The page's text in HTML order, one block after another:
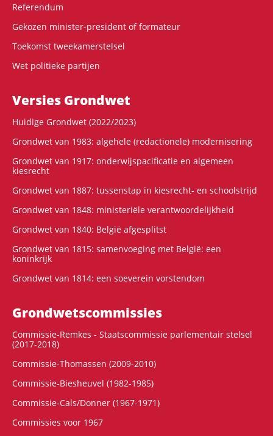
Referendum
Gekozen minister-president of formateur
Toekomst tweekamerstelsel
Wet politieke partijen
Versies Grondwet
Huidige Grondwet (2022/2023)
Grondwet van 1983: algehele (redactionele) modernisering
Grondwet van 1917: onderwijspacificatie en algemeen
kiesrecht
Grondwet van 1887: tussenstap in kiesrecht- en schoolstrijd
Grondwet van 1848: ministeriële verantwoordelijkheid
Grondwet van 1840: België afgesplitst
Grondwet van 1815: samenvoeging met België: een
koninkrijk
Grondwet van 1814: een soeverein vorstendom
Grondwets­commissies
Commissie-Remkes - Staatscommissie parlementair stelsel
(2017-2018)
Commissie-Thomassen (2009-2010)
Commissie-Biesheuvel (1982-1985)
Commissie-Cals/Donner (1967-1971)
Commissies voor 1967